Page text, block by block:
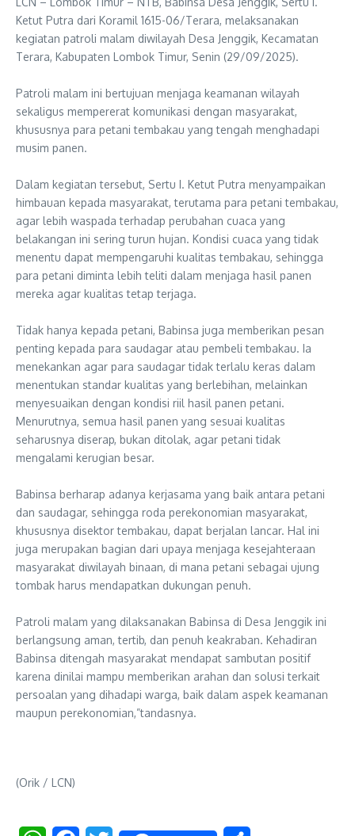
Ketut Putra dari Koramil 1615-06/Terara, melaksanakan
kegiatan patroli malam diwilayah Desa Jenggik, Kecamatan
Terara, Kabupaten Lombok Timur, Senin (29/09/2025).
‎Patroli malam ini bertujuan menjaga keamanan wilayah
sekaligus mempererat komunikasi dengan masyarakat,
khususnya para petani tembakau yang tengah menghadapi
musim panen.
‎Dalam kegiatan tersebut, Sertu I. Ketut Putra menyampaikan
himbauan kepada masyarakat, terutama para petani tembakau,
agar lebih waspada terhadap perubahan cuaca yang
belakangan ini sering turun hujan. Kondisi cuaca yang tidak
menentu dapat mempengaruhi kualitas tembakau, sehingga
para petani diminta lebih teliti dalam menjaga hasil panen
mereka agar kualitas tetap terjaga.
‎Tidak hanya kepada petani, Babinsa juga memberikan pesan
penting kepada para saudagar atau pembeli tembakau. Ia
menekankan agar para saudagar tidak terlalu keras dalam
menentukan standar kualitas yang berlebihan, melainkan
menyesuaikan dengan kondisi riil hasil panen petani.
Menurutnya, semua hasil panen yang sesuai kualitas
seharusnya diserap, bukan ditolak, agar petani tidak
mengalami kerugian besar.
‎Babinsa berharap adanya kerjasama yang baik antara petani
dan saudagar, sehingga roda perekonomian masyarakat,
khususnya disektor tembakau, dapat berjalan lancar. Hal ini
juga merupakan bagian dari upaya menjaga kesejahteraan
masyarakat diwilayah binaan, di mana petani sebagai ujung
tombak harus mendapatkan dukungan penuh.
‎Patroli malam yang dilaksanakan Babinsa di Desa Jenggik ini
berlangsung aman, tertib, dan penuh keakraban. Kehadiran
Babinsa ditengah masyarakat mendapat sambutan positif
karena dinilai mampu memberikan arahan dan solusi terkait
persoalan yang dihadapi warga, baik dalam aspek keamanan
maupun perekonomian,”tandasnya.
(Orik / LCN)